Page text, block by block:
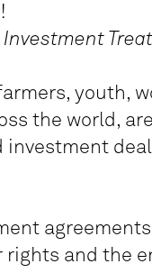
youth,
the world,
rights and the